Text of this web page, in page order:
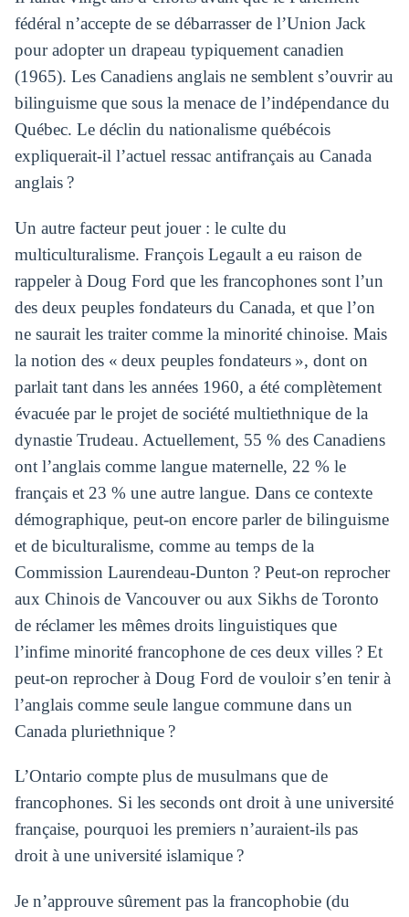
fédéral n’accepte de se débarrasser de l’Union Jack
pour adopter un drapeau typiquement canadien
(1965). Les Canadiens anglais ne semblent s’ouvrir au
bilinguisme que sous la menace de l’indépendance du
Québec. Le déclin du nationalisme québécois
expliquerait-il l’actuel ressac antifrançais au Canada
anglais ?
Un autre facteur peut jouer : le culte du
multiculturalisme. François Legault a eu raison de
rappeler à Doug Ford que les francophones sont l’un
des deux peuples fondateurs du Canada, et que l’on
ne saurait les traiter comme la minorité chinoise. Mais
la notion des « deux peuples fondateurs », dont on
parlait tant dans les années 1960, a été complètement
évacuée par le projet de société multiethnique de la
dynastie Trudeau. Actuellement, 55 % des Canadiens
ont l’anglais comme langue maternelle, 22 % le
français et 23 % une autre langue. Dans ce contexte
démographique, peut-on encore parler de bilinguisme
et de biculturalisme, comme au temps de la
Commission Laurendeau-Dunton ? Peut-on reprocher
aux Chinois de Vancouver ou aux Sikhs de Toronto
de réclamer les mêmes droits linguistiques que
l’infime minorité francophone de ces deux villes ? Et
peut-on reprocher à Doug Ford de vouloir s’en tenir à
l’anglais comme seule langue commune dans un
Canada pluriethnique ?
L’Ontario compte plus de musulmans que de
francophones. Si les seconds ont droit à une université
française, pourquoi les premiers n’auraient-ils pas
droit à une université islamique ?
Je n’approuve sûrement pas la francophobie (du